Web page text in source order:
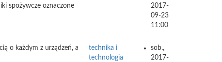
spożywcze oznaczone
2017-
09-23
11:00
o każdym z urządzeń, a
technika i
technologia
sob.,
2017-